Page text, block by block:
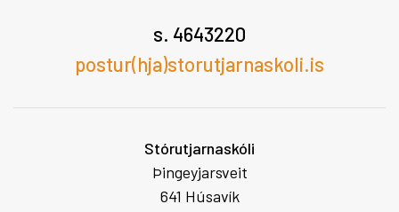
s. 4643220
postur(hja)storutjarnaskoli.is
Stórutjarnaskóli
Þingeyjarsveit
641 Húsavík